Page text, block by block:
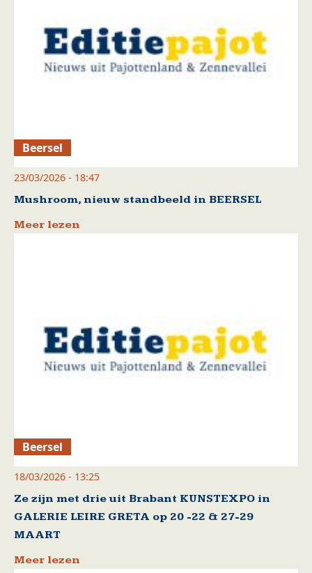
Beersel
23/03/2026 - 18:47
Mushroom, nieuw standbeeld in BEERSEL
Meer lezen
Beersel
18/03/2026 - 13:25
Ze zijn met drie uit Brabant KUNSTEXPO in
GALERIE LEIRE GRETA op 20 -22 & 27-29
MAART
Meer lezen